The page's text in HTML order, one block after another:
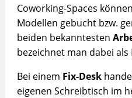
Coworking-Spaces
Modellen gebucht bzw.
beiden bekanntesten
bezeichnet man dabei als
Bei einem Fix-Desk
eigenen Schreibtisch im